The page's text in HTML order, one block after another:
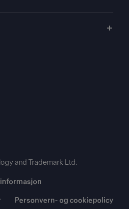
and Trademark Ltd.
Personvern- og cookiepolicy